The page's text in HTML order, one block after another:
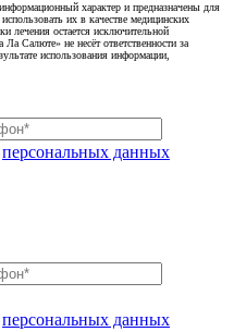
характер и предназначены для
их в качестве медицинских
лечения остается исключительной
Салюте» не несёт ответственности за
использования информации,
персональных данных
персональных данных